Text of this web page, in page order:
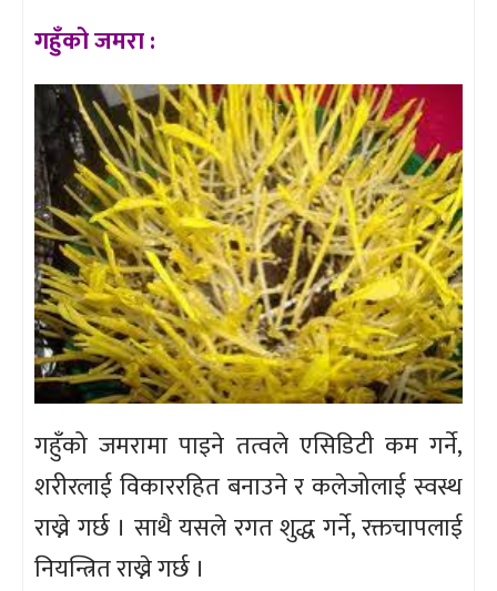
गहुँको जमरा :
गहुँको जमरामा पाइने तत्वले एसिडिटी कम गर्ने,
शरीरलाई विकाररहित बनाउने र कलेजोलाई स्वस्थ
राख्ने गर्छ । साथै यसले रगत शुद्ध गर्ने, रक्तचापलाई
नियन्त्रित राख्ने गर्छ ।